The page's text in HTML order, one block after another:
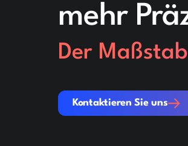
mehr
Der
Kontaktieren Sie uns
Kontaktieren Sie uns